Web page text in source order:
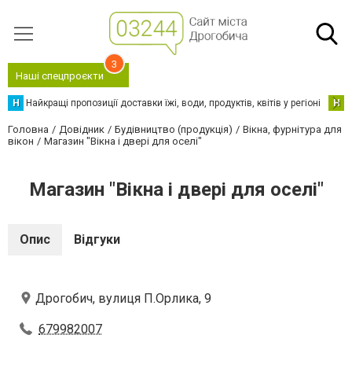
Наші спецпроєкти
3
Н Найкращі пропозиції доставки їжі, води, продуктів, квітів у регіоні Н
Головна Довідник Будівництво (продукція)
Вікна, фурнітура для
вікон
Магазин "Вікна і двері для оселі"
Магазин "Вікна і двері для оселі"
Опис Відгуки
Дрогобич, вулиця П.Орлика, 9
679982007